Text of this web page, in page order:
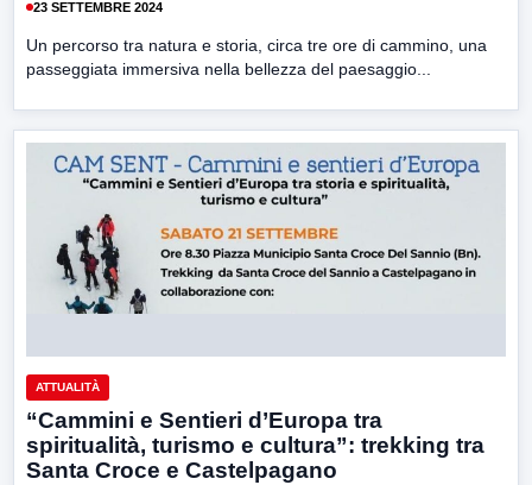
23 SETTEMBRE 2024
Un percorso tra natura e storia, circa tre ore di cammino, una
passeggiata immersiva nella bellezza del paesaggio...
ATTUALITÀ
“Cammini e Sentieri d’Europa tra
spiritualità, turismo e cultura”: trekking tra
Santa Croce e Castelpagano